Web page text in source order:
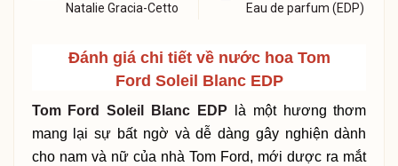
Natalie Gracia-Cetto
Eau de parfum (EDP)
Đánh giá chi tiết về nước hoaTom
Ford Soleil Blanc EDP
Tom Ford Soleil Blanc EDP là một hương thơm
mang lại sự bất ngờ và dễ dàng gây nghiện dành
cho nam và nữ của nhà Tom Ford, mới dược ra mắt